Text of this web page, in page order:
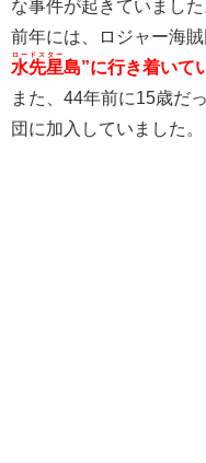
な事件が起きていました
前年には、ロジャー海
水先星
ロードスター
島”に行き着いて
また、44年前に15歳だ
団に加入していました。